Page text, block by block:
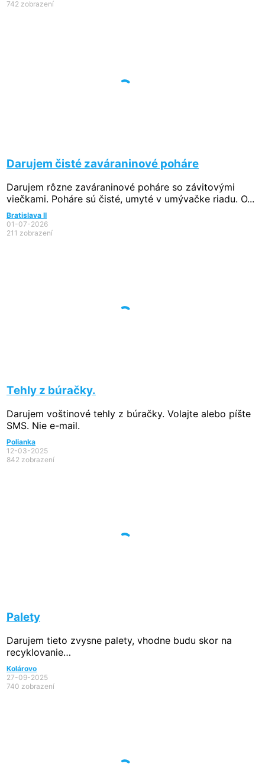
742 zobrazení
Darujem čisté zaváraninové poháre
Darujem rôzne zaváraninové poháre so závitovými
viečkami. Poháre sú čisté, umyté v umývačke riadu. O...
Bratislava II
01-07-2026
211 zobrazení
Tehly z búračky.
Darujem voštinové tehly z búračky. Volajte alebo píšte
SMS. Nie e-mail.
Polianka
12-03-2025
842 zobrazení
Palety
Darujem tieto zvysne palety, vhodne budu skor na
recyklovanie…
Kolárovo
27-09-2025
740 zobrazení